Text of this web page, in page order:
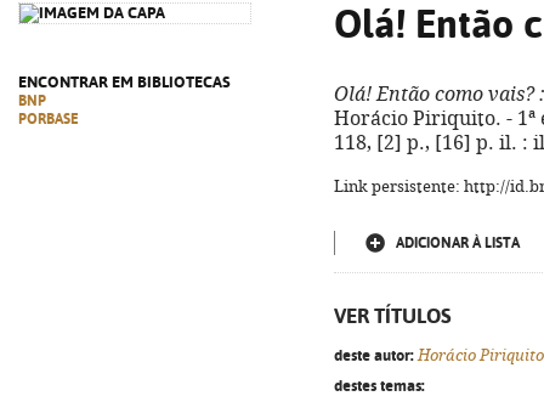
ENCONTRAR EM BIBLIOTECAS
BNP
PORBASE
Olá! Então
Olá! Então como vais?:
Horácio Piriquito. - 1ª
118, [2] p., [16] p. il. :
Link persistente: http://
ADICIONAR À LISTA
VER TÍTULOS
deste autor: Horácio Piriquito
destes temas: